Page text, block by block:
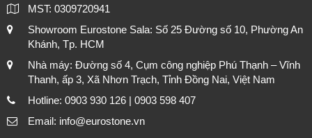
MST: 0309720941
Showroom Eurostone Sala: Số 25 Đường số 10, Phường An
Khánh, Tp. HCM
Nhà máy: Đường số 4, Cụm công nghiệp Phú Thạnh – Vĩnh
Thanh, ấp 3, Xã Nhơn Trạch, Tỉnh Đồng Nai, Việt Nam
Hotline: 0903 930 126 | 0903 598 407
Email: info@eurostone.vn